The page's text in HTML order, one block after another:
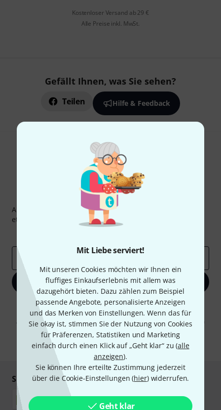
Mit Liebe serviert!
Mit unseren Cookies möchten wir Ihnen ein
fluffiges Einkaufserlebnis mit allem was
dazugehört bieten. Dazu zählen zum Beispiel
passende Angebote, personalisierte Anzeigen
und das Merken von Einstellungen. Wenn das für
Sie okay ist, stimmen Sie der Nutzung von Cookies
für Präferenzen, Statistiken und Marketing
einfach durch einen Klick auf „Geht klar“ zu (alle
anzeigen).
Sie können Ihre erteilte Zustimmung jederzeit
über die Cookie-Einstellungen (hier) widerrufen.
Geht klar
Kostenloser Versand ab 29 €
Alle Preise inkl. MwSt.
Gefällt Ihnen, was Sie sehen?
Teilen Hilfe & Feedback
Thomann Newsletter
Abonniere den Thomann Newsletter und gewinne mit
etwas Glück einen von
50 Gutscheinen
E-Mail-Adresse
Jetzt anmelden
Mit Klick auf „Jetzt anmelden“ stimmen Sie dem Erhalt von E-Mail-
Werbung und einer Messung des E-Mail-Nutzungsverhaltens zu. Die
Abmeldung ist jederzeit möglich. Weitere Informationen finden Sie in
unserenDatenschutzhinweisen
* Pflichtfeld
Sicher einkaufen & bezahlen